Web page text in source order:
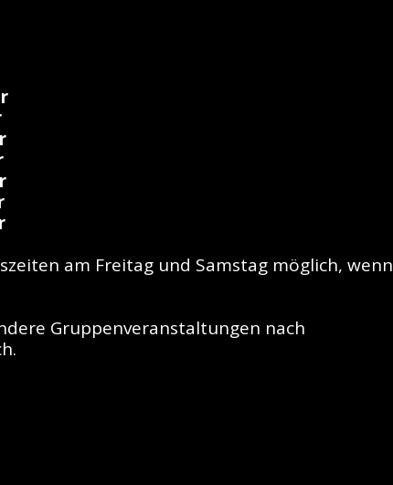
am Freitag und Samstag möglich, wenn
Gruppenveranstaltungen nach